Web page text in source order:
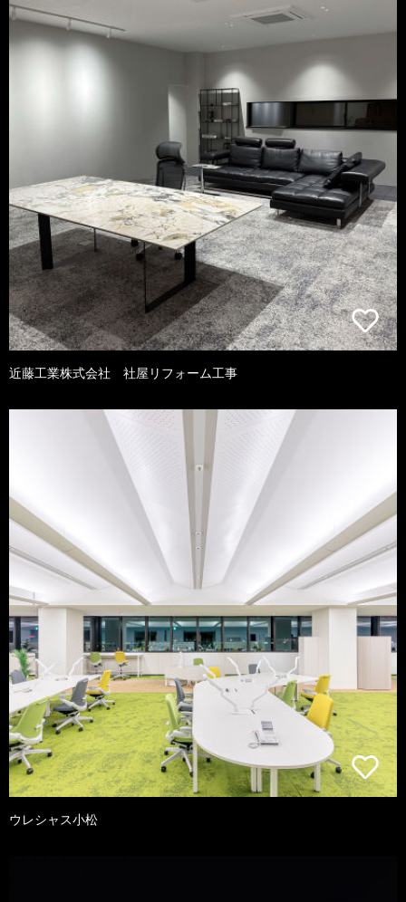
近藤工業株式会社 社屋リフォーム工事
ウレシャス小松